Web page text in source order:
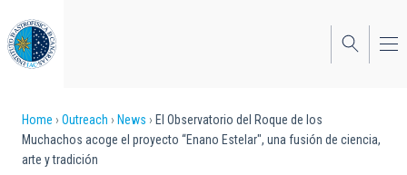
to
main
content
Breadcrumb
Home Outreach News
El Observatorio del Roque de los
Muchachos acoge el proyecto “Enano Estelar", una fusión de ciencia,
arte y tradición